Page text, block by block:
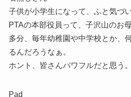
子供が小学生になって、ふと気づ
PTAの本部役員って、子沢山のお
多分、毎年幼稚園や中学校とか、
るんだろうなぁ。
ホント、皆さんパワフルだと思う。
Pad